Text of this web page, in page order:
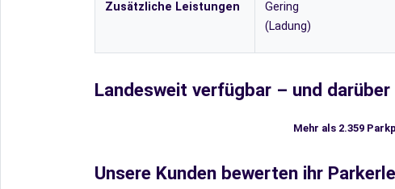
Zusätzliche Leistungen
Gering
(Ladung)
Landesweit verfügbar – und darüber
Mehr als 2.359
Unsere Kunden bewerten ihr